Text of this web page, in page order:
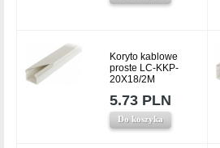
Koryto kablowe
proste LC-KKP-
20X18/2M
5.73 PLN
Do koszyka